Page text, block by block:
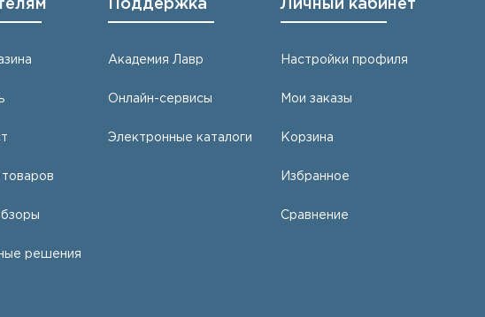
решения
Поддержка
Академия Лавр
Онлайн-сервисы
Электронные каталоги
Личный кабинет
Настройки профиля
Мои заказы
Корзина
Избранное
Сравнение